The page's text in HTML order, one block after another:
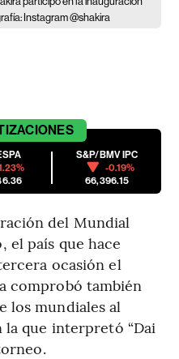
Instagram @shakira
S&P/BMV IPC
-0.19%
66,396.15
del Mundial
el país que hace
ocasión el
comprobó también
los mundiales al
que interpretó “Dai